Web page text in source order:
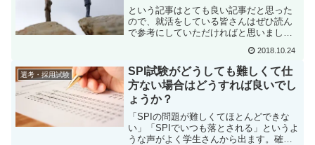
という記事はとても良い記事だと思った
ので、就活をしている皆さんはぜひ読ん
で参考にしていただければと思いまし
んだよなあ」と思った箇所があります。
私がかつて人事採用担当者だったとき、
まさしくこれと同じことを社...
2018.10.24
選考・採用試験
SPI試験がどうしても難しくて仕
方ない場合はどうすれば良いでし
ょうか？
「SPIの問題が難しくてほとんどできな
い」「SPIでいつも落とされる」というよ
うな声がよく学生さんから出ます。確か